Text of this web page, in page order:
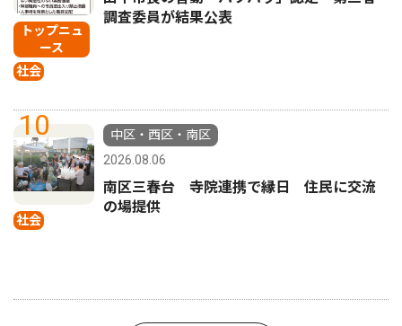
トップニュ
ース
社会
調査委員が結果公表
10
社会
中区・西区・南区
2026.08.06
南区三春台 寺院連携で縁日 住民に交流
の場提供